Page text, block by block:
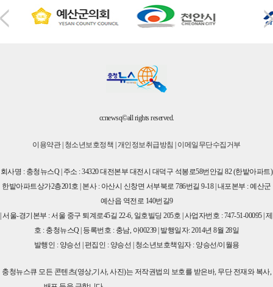
ccnewsq©all rights reserved.
이용약관| 청소년보호정책 | 개인정보취급방침 | 이메일무단수집거부
회사명 : 충청뉴스Q | 주소 : 34320 대전본부 대전시 대덕구 석봉로58번안길 82 (한밭아파트)
한밭아파트상가2층201호 | 본사 : 아산시 신창면 서부북로 786번길 9-18 | 내포본부 : 예산군
예산읍 역전로 140번길9
| 서울-경기본부 : 서울 중구 퇴계로45길 22-6, 일호빌딩 205호 | 사업자번호 : 747-51-00095 | 제
호 : 충청뉴스Q | 등록번호 : 충남, 아00239 | 발행일자: 2014년 8월 28일
발행인 : 양승선 | 편집인 : 양승선 | 청소년보호책임자 : 양승선/이월용
충청뉴스큐 모든 콘텐츠(영상,기사, 사진)는 저작권법의 보호를 받은바, 무단 전재와 복사,